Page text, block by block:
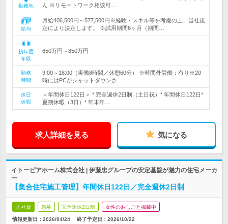
勤務地
ん ※リモートワーク相談可…
給与
月給406,500円～577,500円※経験・スキル等を考慮の上、当社規
定により決定します。 ※試用期間6ヶ月（期間…
初年度
年収
650万円～850万円
勤務
時間
9:00～18:00（実働8時間／休憩60分） ※時間外労働：有り※20
時にはPCがシャットダウンさ…
休日
休暇
＜年間休日122日＞ * 完全週休2日制（土日祝）* 年間休日122日*
夏期休暇（3日）* 年末年…
求人詳細を見る 気になる
イトーピアホーム株式会社 | 伊藤忠グループの安定基盤が魅力の住宅メーカ
ー
【集合住宅施工管理】年間休日122日／完全週休2日制
正社員 急募 完全週休2日制 女性のおしごと掲載中
情報更新日：2026/04/24 終了予定日： 2026/10/22